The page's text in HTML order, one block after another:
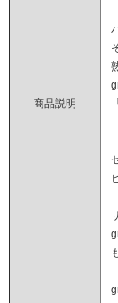
商品説明